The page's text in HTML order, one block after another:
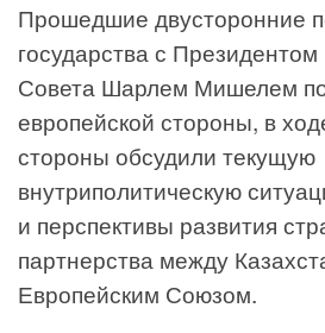
Прошедшие двусторонние
государства с Президентом
Совета Шарлем Мишелем
европейской стороны, в
стороны обсудили текущую
внутриполитическую
и перспективы развития
партнерства между
Европейским Союзом.